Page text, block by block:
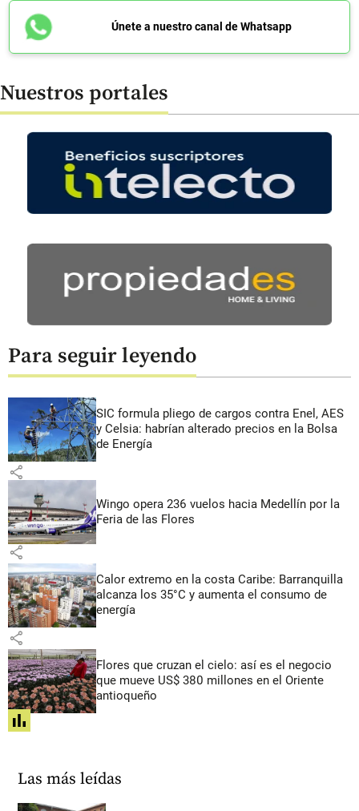
Únete a nuestro canal de Whatsapp
Nuestros portales
Para seguir leyendo
SIC formula pliego de cargos contra Enel, AES
y Celsia: habrían alterado precios en la Bolsa
de Energía
share
Wingo opera 236 vuelos hacia Medellín por la
Feria de las Flores
share
Calor extremo en la costa Caribe: Barranquilla
alcanza los 35°C y aumenta el consumo de
energía
share
Flores que cruzan el cielo: así es el negocio
que mueve US$ 380 millones en el Oriente
antioqueño
share
Las más leídas